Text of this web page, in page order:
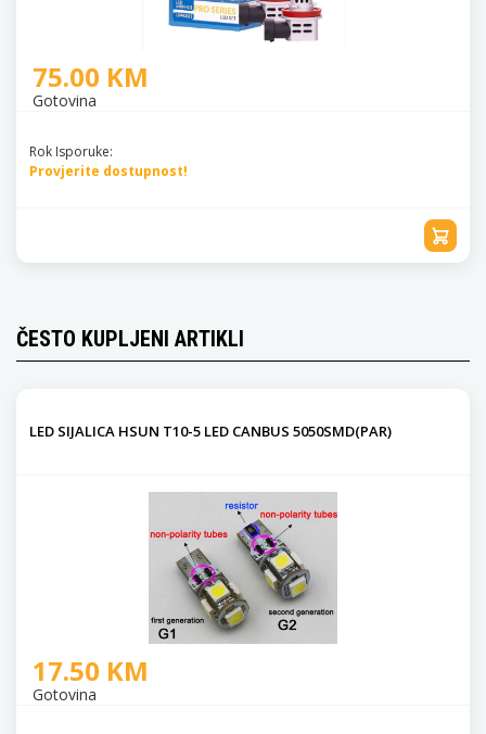
75.00 KM
Gotovina
Rok Isporuke:
Provjerite dostupnost!
ČESTO KUPLJENI ARTIKLI
LED SIJALICA HSUN T10-5 LED CANBUS 5050SMD(PAR)
17.50 KM
Gotovina